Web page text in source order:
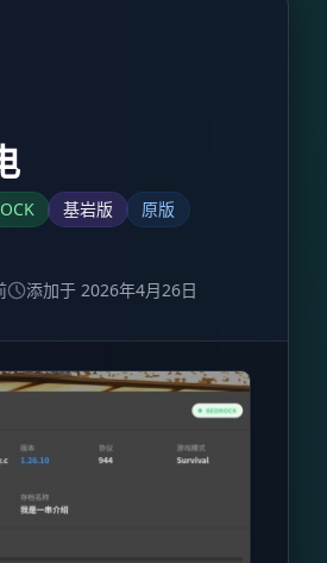
基岩版
原版
添加于 2026年4月26日